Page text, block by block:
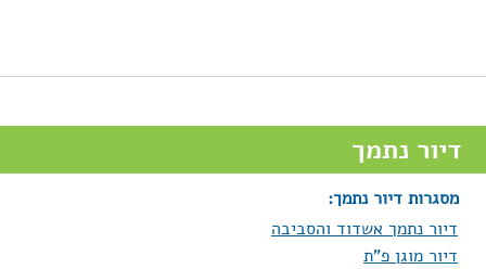
דיור נתמך
מסגרות דיור נתמך:
דיור נתמך אשדוד והסביבה
דיור מוגן פ"ת